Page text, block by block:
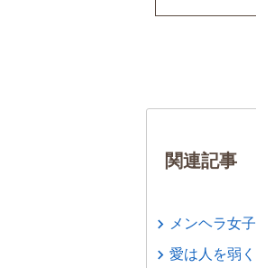
関連記事
メンヘラ女
愛は人を弱